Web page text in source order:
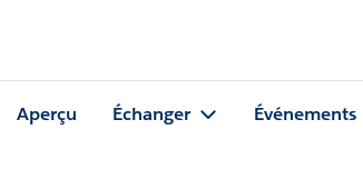
Aperçu Échanger Événements